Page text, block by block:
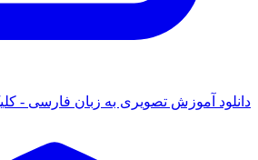
آموزش تصویری به زبان فارسی - کلیک کنید